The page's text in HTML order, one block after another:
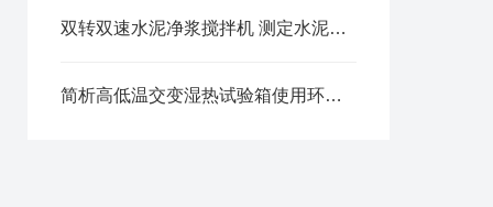
双转双速水泥净浆搅拌机 测定水泥标准稠度、凝结时间及制作安全性试块用
简析高低温交变湿热试验箱使用环境与满足标准